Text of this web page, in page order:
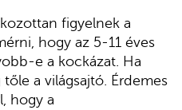
figyelnek a
hogy az 5-11 éves
e a kockázat. Ha
a világsajtó. Érdemes
hogy a